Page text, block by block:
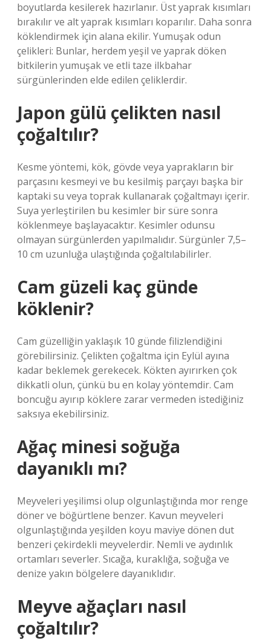
boyutlarda kesilerek hazırlanır. Üst yaprak kısımları
bırakılır ve alt yaprak kısımları koparılır. Daha sonra
köklendirmek için alana ekilir. Yumuşak odun
çelikleri: Bunlar, herdem yeşil ve yaprak döken
bitkilerin yumuşak ve etli taze ilkbahar
sürgünlerinden elde edilen çeliklerdir.
Japon gülü çelikten nasıl
çoğaltılır?
Kesme yöntemi, kök, gövde veya yaprakların bir
parçasını kesmeyi ve bu kesilmiş parçayı başka bir
kaptaki su veya toprak kullanarak çoğaltmayı içerir.
Suya yerleştirilen bu kesimler bir süre sonra
köklenmeye başlayacaktır. Kesimler odunsu
olmayan sürgünlerden yapılmalıdır. Sürgünler 7,5–
10 cm uzunluğa ulaştığında çoğaltılabilirler.
Cam güzeli kaç günde
köklenir?
Cam güzelliğin yaklaşık 10 günde filizlendiğini
görebilirsiniz. Çelikten çoğaltma için Eylül ayına
kadar beklemek gerekecek. Kökten ayırırken çok
dikkatli olun, çünkü bu en kolay yöntemdir. Cam
boncuğu ayırıp köklere zarar vermeden istediğiniz
saksıya ekebilirsiniz.
Ağaç minesi soğuğa
dayanıklı mı?
Meyveleri yeşilimsi olup olgunlaştığında mor renge
döner ve böğürtlene benzer. Kavun meyveleri
olgunlaştığında yeşilden koyu maviye dönen dut
benzeri çekirdekli meyvelerdir. Nemli ve aydınlık
ortamları severler. Sıcağa, kuraklığa, soğuğa ve
denize yakın bölgelere dayanıklıdır.
Meyve ağaçları nasıl
çoğaltılır?